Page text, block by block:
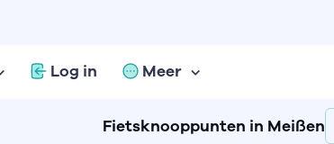
Log in Meer
Fietsknooppunten in Meißen